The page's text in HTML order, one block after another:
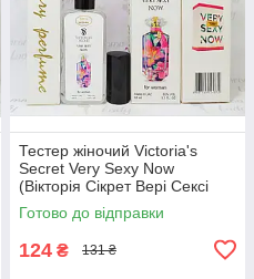
Тестер жіночий Victoria's
Secret Very Sexy Now
(Вікторія Сікрет Вері Сексі
Нау) 65 мл
Готово до відправки
124 ₴ 131 ₴